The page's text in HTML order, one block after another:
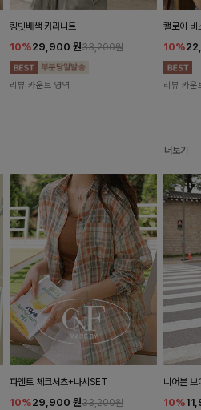
킹밋배색 카라니트
10%29,900 원33,200원
리뷰 카운트 영역
캘로이 비
10%
리뷰 카운
더보기
파앤트 체크셔츠+나시SET
10%29,900 원33,200원
니어븐 브
10%